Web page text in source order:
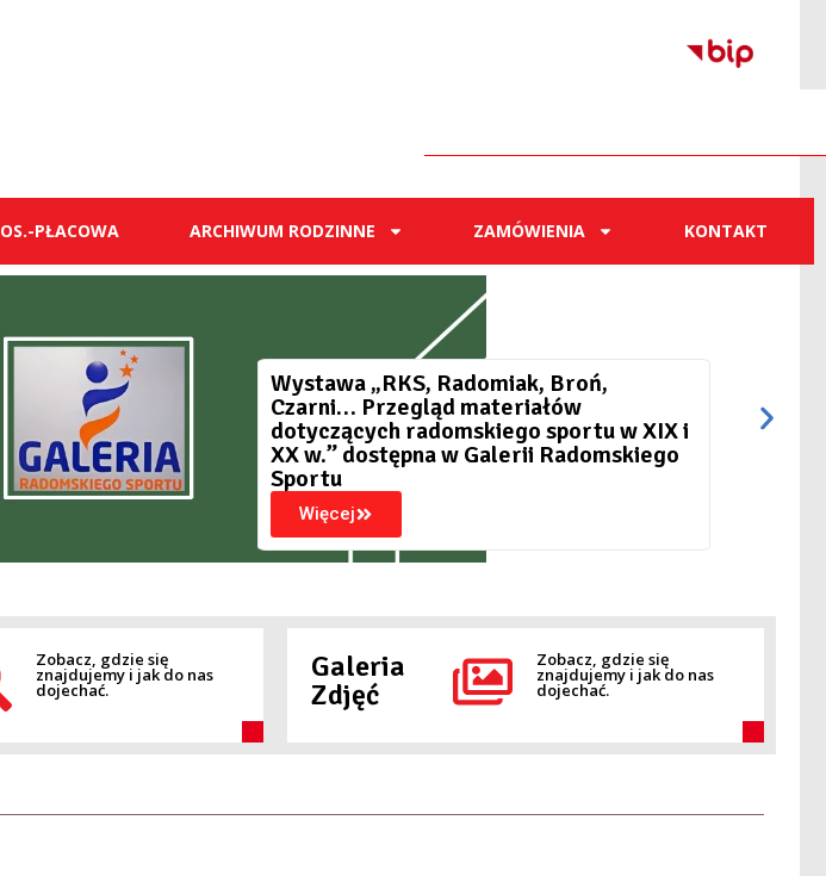
PŁACOWA ARCHIWUM RODZINNE ZAMÓWIENIA KONTAKT
Wystawa „RKS, Radomiak, Broń,
Czarni… Przegląd materiałów
dotyczących radomskiego sportu w XIX i
XX w.” dostępna w Galerii Radomskiego
Sportu
Więcej
Zobacz, gdzie się
znajdujemy i jak do nas
dojechać.
Galeria
Zdjęć
Zobacz, gdzie się
znajdujemy i jak do nas
dojechać.